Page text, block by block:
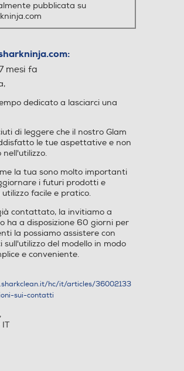
pubblicata su
mesi fa
dedicato a lasciarci una
di leggere che il nostro Glam
le tue aspettative e non
la tua sono molto importanti
i futuri prodotti e
facile e pratico.
contattato, la invitiamo a
ha a disposizione 60 giorni per
la possiamo assistere con
sull'utilizzo del modello in modo
e conveniente.
hc/it/articles/36002133
sui-contatti
IT